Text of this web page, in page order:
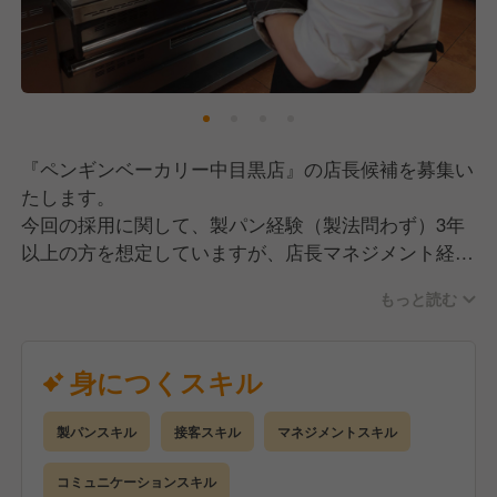
【店舗拡大中！キャリアパスも豊富です！】
ペンギンベーカリーは当初、北海道を中心に駐車場を
完備した「郊外型」店舗で展開してきました。
その中で私たちは新たな挑戦として、駅近の「メトロ
型」店舗をオープン。おかげさまで大きな成功を収
め、2026年には東京都内に10店舗の新規出店を計画
しています。
店舗が増えていくため、店長へのキャリアップのチャ
新店立ち上げ支援、FC加盟店への技術支援など、あ
なたの得意に応じて多様なキャリアを築いていけま
す。
北海道ブランドを全国に発信する、その最前線で活躍
しませんか？
『ペンギンベーカリー中目黒店』の店長候補を募集い
たします。
今回の採用に関して、製パン経験（製法問わず）3年
以上の方を想定していますが、店長マネジメント経験
店舗運営全般をお任せします。製造業務から接客、マ
ネジメント業務まで幅広くお願いしていきます。
当店の特徴として、1つの仕事をやり続けるわけでは
なく、時間帯やシフト状況によって柔軟に動いていた
だきます。
もっと読む
身につくスキル
製パンスキル 接客スキル マネジメントスキル
コミュニケーションスキル